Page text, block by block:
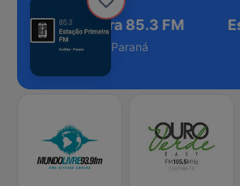
Estação Primeira 85.3 FM
Paraná